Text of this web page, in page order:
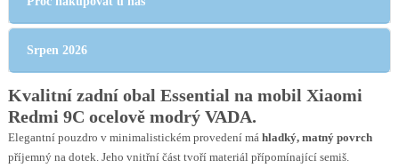
Srpen 2026
Kvalitní zadní obal Essential na mobil Xiaomi
Redmi 9C ocelově modrý VADA.
Elegantní pouzdro v minimalistickém provedení má hladký, matný povrch
příjemný na dotek. Jeho vnitřní část tvoří materiál přípomínající semiš.